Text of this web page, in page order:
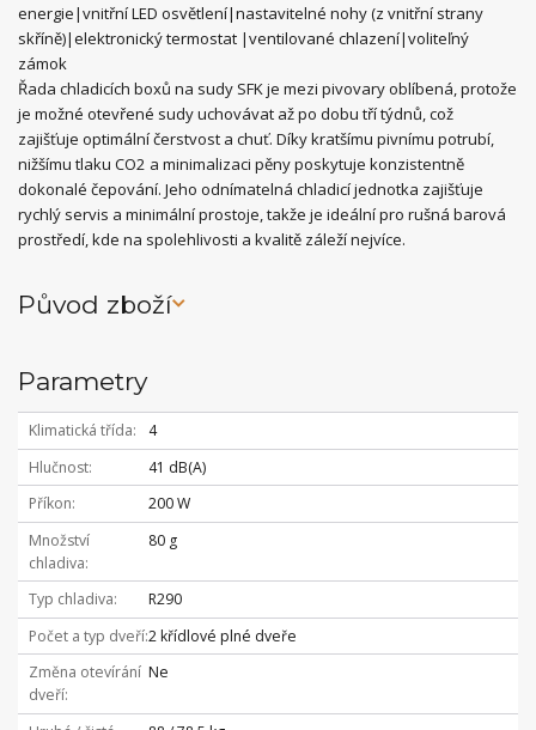
energie|vnitřní LED osvětlení|nastavitelné nohy (z vnitřní strany
skříně)|elektronický termostat |ventilované chlazení|voliteľný
zámok
Řada chladicích boxů na sudy SFK je mezi pivovary oblíbená, protože
je možné otevřené sudy uchovávat až po dobu tří týdnů, což
zajišťuje optimální čerstvost a chuť. Díky kratšímu pivnímu potrubí,
nižšímu tlaku CO2 a minimalizaci pěny poskytuje konzistentně
dokonalé čepování. Jeho odnímatelná chladicí jednotka zajišťuje
rychlý servis a minimální prostoje, takže je ideální pro rušná barová
prostředí, kde na spolehlivosti a kvalitě záleží nejvíce.
Původ zboží
Parametry
Klimatická třída
4
Hlučnost
41 dB(A)
Příkon
200 W
Množství
chladiva
80 g
Typ chladiva
R290
Počet a typ dveří2 křídlové plné dveře
Změna otevírání
dveří
Ne